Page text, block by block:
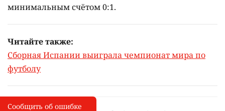
минимальным счётом 0:1.
Читайте также:
Сборная Испании выиграла чемпионат мира по
футболу
I
Сообщить об опечатке
Сообщить об ошибке